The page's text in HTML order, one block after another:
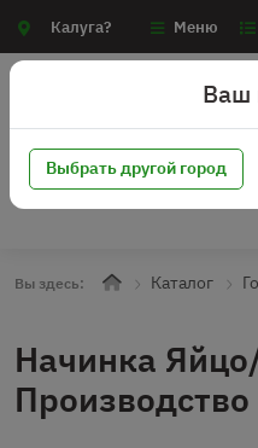
Калуга? Меню
Вы здесь: Каталог
Начинка
Производство
Ваш
Выбрать другой город